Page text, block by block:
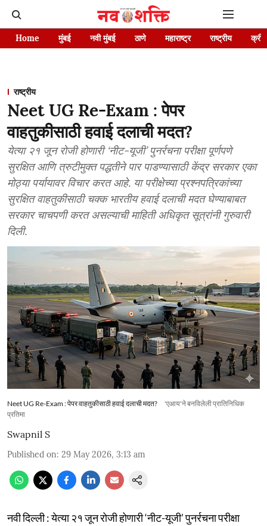
Home मुंबई नवी मुंबई ठाणे महाराष्ट्र राष्ट्रीय
राष्ट्रीय
Neet UG Re-Exam : पेपर
वाहतुकीसाठी हवाई दलाची मदत?
येत्या २१ जून रोजी होणारी ‘नीट-यूजी’ पुनर्रचना परीक्षा पूर्णपणे
सुरक्षित आणि त्रुटीमुक्त पद्धतीने पार पाडण्यासाठी केंद्र सरकार एका
मोठ्या पर्यायावर विचार करत आहे. या परीक्षेच्या प्रश्नपत्रिकांच्या
सुरक्षित वाहतुकीसाठी चक्क भारतीय हवाई दलाची मदत घेण्याबाबत
सरकार चाचपणी करत असल्याची माहिती अधिकृत सूत्रांनी गुरुवारी
दिली.
Neet UG Re-Exam : पेपर वाहतुकीसाठी हवाई दलाची मदत?
'एआय'ने बनविलेली प्रातिनिधिक
प्रतिमा
Swapnil S
Published on: 29 May 2026, 3:13 am
नवी दिल्ली : येत्या २१ जून रोजी होणारी ‘नीट-यूजी’ पुनर्रचना परीक्षा